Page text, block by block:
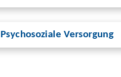
Psychosoziale Versorgung